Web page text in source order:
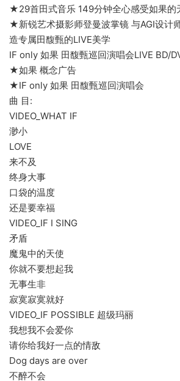
★29首田式音乐 149分钟全心感受如果的
★新锐艺术摄影师登曼波掌镜 与AGI设计
造专属田馥甄的LIVE美学
IF only 如果 田馥甄巡回演唱会LIVE BD/
★如果 概念广告
★IF only 如果 田馥甄巡回演唱会
曲 目:
VIDEO_WHAT IF
渺小
LOVE
来不及
终身大事
口袋的温度
还是要幸福
VIDEO_IF I SING
矛盾
魔鬼中的天使
你就不要想起我
无事生非
寂寞寂寞就好
VIDEO_IF POSSIBLE 超级玛丽
我想我不会爱你
请你给我好一点的情敌
Dog days are over
不醉不会